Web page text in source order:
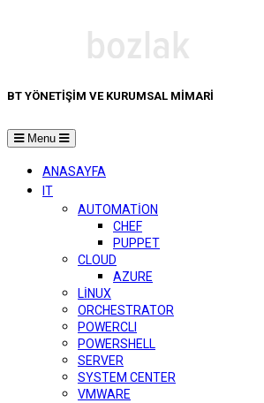
BT YÖNETIŞIM VE KURUMSAL MIMARI
Menu
ANASAYFA
IT
AUTOMATION
CHEF
PUPPET
CLOUD
AZURE
LINUX
ORCHESTRATOR
POWERCLI
POWERSHELL
SERVER
SYSTEM CENTER
VMWARE